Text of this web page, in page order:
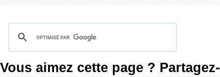
Vous aimez cette page ?